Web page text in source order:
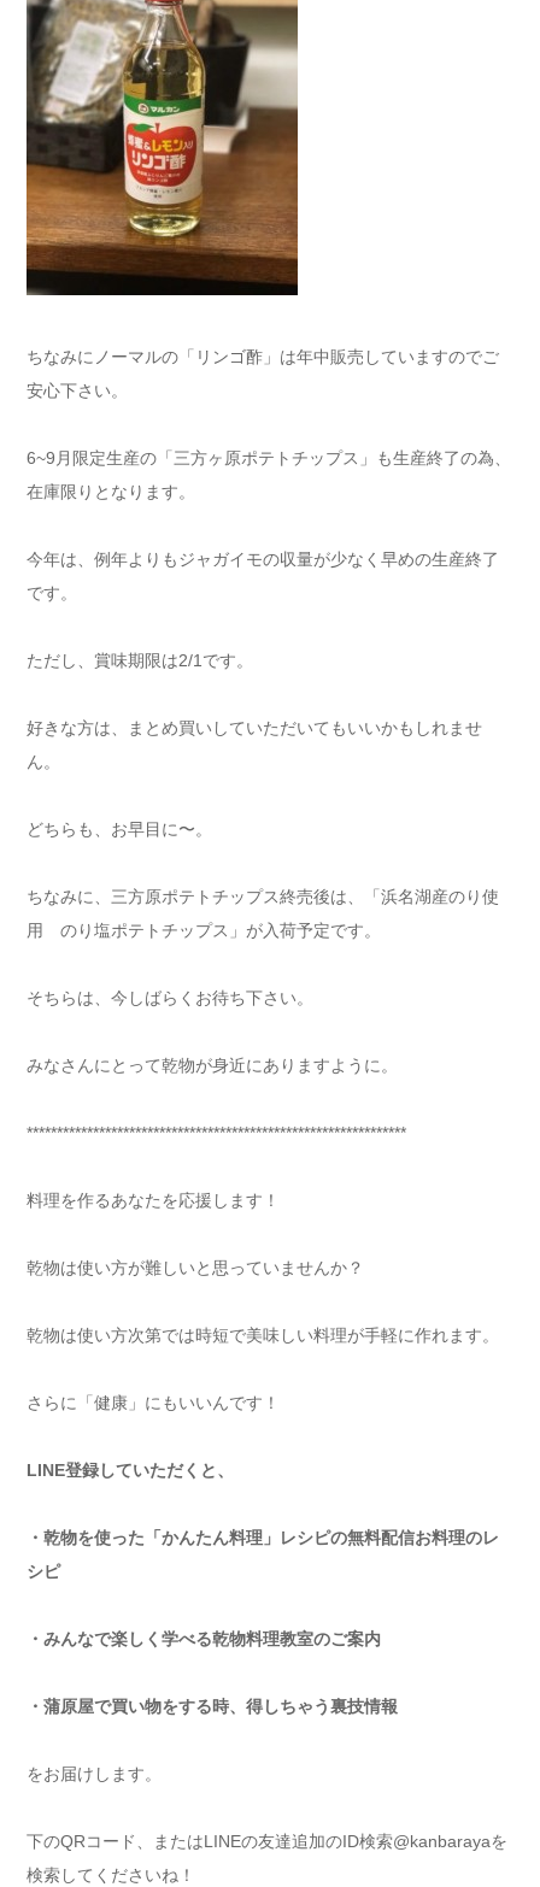
ちなみにノーマルの「リンゴ酢」は年中販売していますのでご
安心下さい。
6~9月限定生産の「三方ヶ原ポテトチップス」も生産終了の為、
在庫限りとなります。
今年は、例年よりもジャガイモの収量が少なく早めの生産終了
です。
ただし、賞味期限は2/1です。
好きな方は、まとめ買いしていただいてもいいかもしれませ
ん。
どちらも、お早目に〜。
ちなみに、三方原ポテトチップス終売後は、「浜名湖産のり使
用 のり塩ポテトチップス」が入荷予定です。
そちらは、今しばらくお待ち下さい。
みなさんにとって乾物が身近にありますように。
***************************************************************
料理を作るあなたを応援します！
乾物は使い方が難しいと思っていませんか？
乾物は使い方次第では時短で美味しい料理が手軽に作れます。
さらに「健康」にもいいんです！
LINE登録していただくと、
・乾物を使った「かんたん料理」レシピの無料配信お料理のレ
シピ
・みんなで楽しく学べる乾物料理教室のご案内
・蒲原屋で買い物をする時、得しちゃう裏技情報
をお届けします。
下のQRコード、またはLINEの友達追加のID検索@kanbarayaを
検索してくださいね！